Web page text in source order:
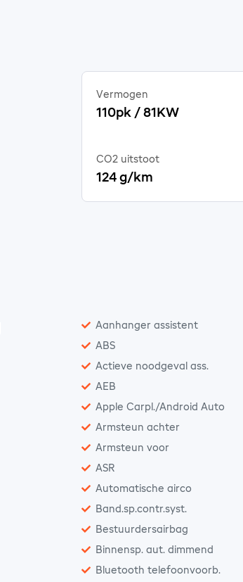
Vermogen
110pk / 81KW
CO2 uitstoot
124 g/km
Aanhanger assistent
ABS
Actieve noodgeval ass.
AEB
Apple Carpl./Android Auto
Armsteun achter
Armsteun voor
ASR
Automatische airco
Band.sp.contr.syst.
Bestuurdersairbag
Binnensp. aut. dimmend
Bluetooth telefoonvoorb.